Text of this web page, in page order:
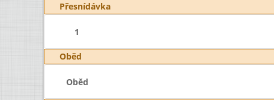
Přesnídávka
1
Oběd
Oběd